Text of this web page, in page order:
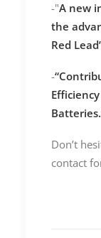
-"A new
the
Red
-“
Don’t
contact